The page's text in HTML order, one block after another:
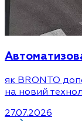
як BRONTO
на новий
27.07.2026